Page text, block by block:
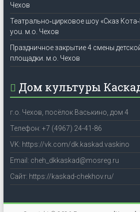
Чехов
Театрально‑цирковое шоу «Сказ
you. м.о. Чехов
Праздничное закрытие 4 смены
площадки. м.о. Чехов
Дом культуры
г.о. Чехов, посёлок Васькино, дом 4
Телефон: +7 (4967) 24-41-86
VK: https://vk.com/dk.kaskad.vaskino
Email: cheh_dkkaskad@mosreg.ru
Сайт: https://kaskad-chekhov.ru/